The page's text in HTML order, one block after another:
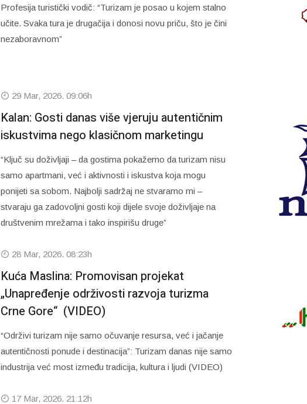
Profesija turistički vodič: “Turizam je posao u kojem stalno
učite. Svaka tura je drugačija i donosi novu priču, što je čini
nezaboravnom”
29 Mar, 2026. 09:06h
Kalan: Gosti danas više vjeruju autentičnim
iskustvima nego klasičnom marketingu
“Ključ su doživljaji – da gostima pokažemo da turizam nisu
samo apartmani, već i aktivnosti i iskustva koja mogu
ponijeti sa sobom. Najbolji sadržaj ne stvaramo mi –
stvaraju ga zadovoljni gosti koji dijele svoje doživljaje na
društvenim mrežama i tako inspirišu druge”
28 Mar, 2026. 08:23h
Kuća Maslina: Promovisan projekat
„Unapređenje održivosti razvoja turizma
Crne Gore“ (VIDEO)
“Održivi turizam nije samo očuvanje resursa, već i jačanje
autentičnosti ponude i destinacija”: Turizam danas nije samo
industrija već most između tradicija, kultura i ljudi (VIDEO)
17 Mar, 2026. 21:12h